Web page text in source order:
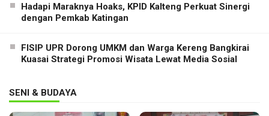
Hadapi Maraknya Hoaks, KPID Kalteng Perkuat Sinergi
dengan Pemkab Katingan
FISIP UPR Dorong UMKM dan Warga Kereng Bangkirai
Kuasai Strategi Promosi Wisata Lewat Media Sosial
SENI & BUDAYA